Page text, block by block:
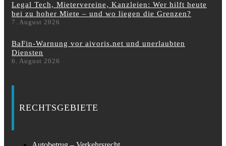
Legal Tech, Mietervereine, Kanzleien: Wer hilft heute
bei zu hoher Miete – und wo liegen die Grenzen?
7. August 2026
BaFin-Warnung vor aivoris.net und unerlaubten
Diensten
6. August 2026
RECHTSGEBIETE